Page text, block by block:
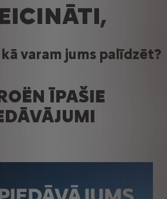
varam jums palīdzēt?
ĪPAŠIE